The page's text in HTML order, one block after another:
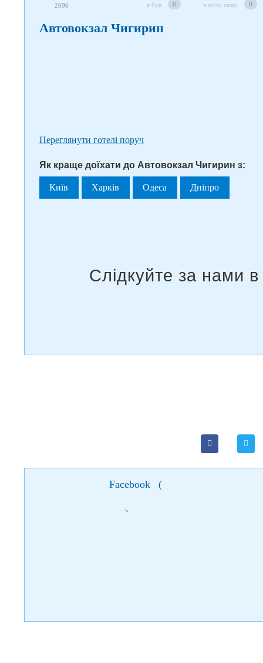
2696 я був 0 я хочу сюди 0
Автовокзал Чигирин
Переглянути готелі поруч
Як краще доїхати до Автовокзал Чигирин з:
Київ Харків Одеса Дніпро
Facebook (
)